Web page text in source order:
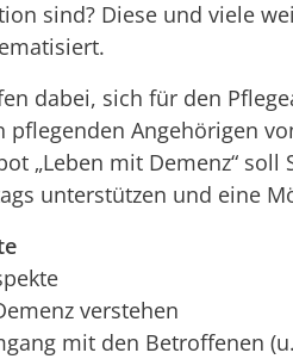
sind? Diese und viele
dabei, sich für den
pflegenden Angehörigen
„Leben mit Demenz“
unterstützen und eine
verstehen
mit den Betroffenen